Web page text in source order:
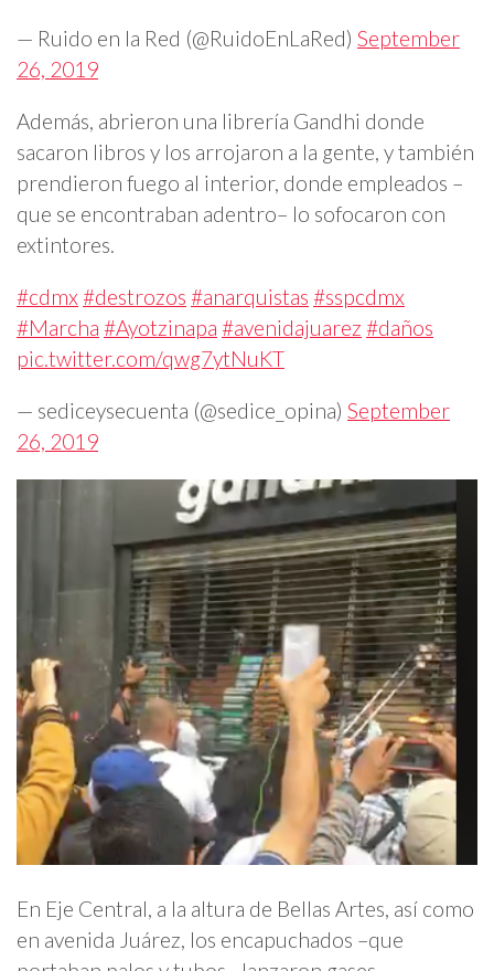
— Ruido en la Red (@RuidoEnLaRed) September
26, 2019
Además, abrieron una librería Gandhi donde
sacaron libros y los arrojaron a la gente, y también
prendieron fuego al interior, donde empleados –
que se encontraban adentro– lo sofocaron con
extintores.
#cdmx #destrozos #anarquistas #sspcdmx
#Marcha #Ayotzinapa #avenidajuarez #daños
pic.twitter.com/qwg7ytNuKT
— sediceysecuenta (@sedice_opina) September
26, 2019
En Eje Central, a la altura de Bellas Artes, así como
en avenida Juárez, los encapuchados –que